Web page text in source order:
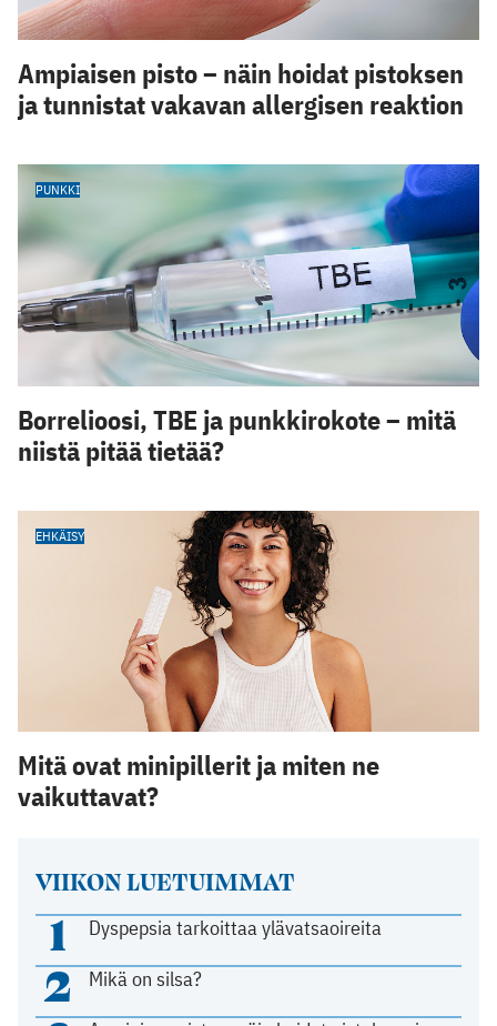
VIIKON LUETUIMMAT
1 Dyspepsia tarkoittaa ylävatsaoireita
2 Mikä on silsa?
Ampiaisen pisto – näin hoidat pistoksen
ja tunnistat vakavan allergisen reaktion
PUNKKI
Borrelioosi, TBE ja punkkirokote – mitä
niistä pitää tietää?
EHKÄISY
Mitä ovat minipillerit ja miten ne
vaikuttavat?